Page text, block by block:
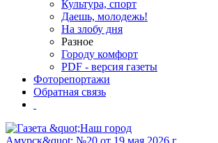
Культура, спорт
Даешь, молодежь!
На злобу дня
Разное
Городу комфорт
PDF - версия газеты
Фоторепортажи
Обратная связь